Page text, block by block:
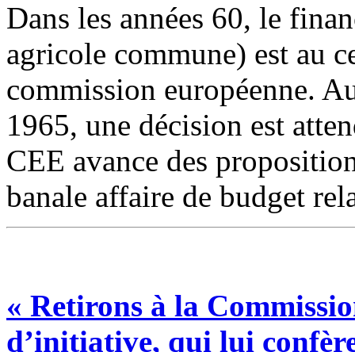
Dans les années 60, le
agricole commune) est au
commission européenne.
1965, une décision est
CEE avance des
banale affaire de budget
« Retirons à la
d’initiative, qui lui